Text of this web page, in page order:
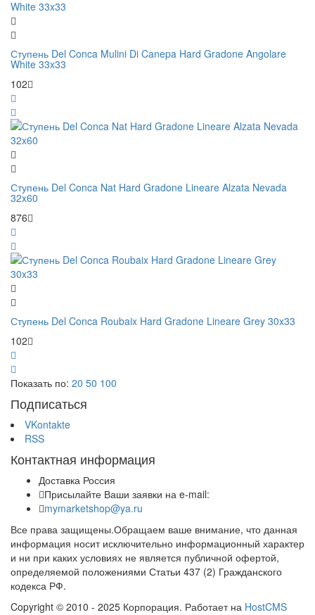
Ступень Del Conca Mulini Di Canepa Hard Gradone Angolare
White 33x33
102
Ступень Del Conca Nat Hard Gradone Lineare Alzata Nevada
32x60
876
Ступень Del Conca Roubaix Hard Gradone Lineare Grey 30x33
102
Показать по: 20 50 100
Подписаться
VKontakte
RSS
Контактная информация
Доставка Россия
Присылайте Ваши заявки на e-mail:
mymarketshop@ya.ru
Все права защищены.Обращаем ваше внимание, что данная
информация носит исключительно информационный характер
и ни при каких условиях не является публичной офертой,
определяемой положениями Статьи 437 (2) Гражданского
кодекса РФ.
Copyright © 2010 - 2025 Корпорация. Работает на HostCMS